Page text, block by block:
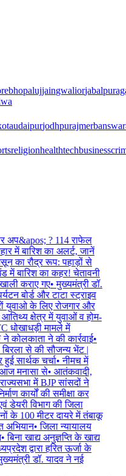
bhopalujjaingwaliorjabalpur
udaipurjodhpurajmer
religionhealthtechbusiness
अप&apos; ? 114 राफेल
में बारिश का अलर्ट, जानें
का रौद्र रूप: पहाड़ों से
में बारिश का कहर! चेतावनी
कराए गए• मुख्यमंत्री डॉ.
बोर्ड और टाटा स्ट्राइव
युवाओ के लिए रोजगार और
क्षेत्र में युवाओं व होम-
धोखाधड़ी मामले में
कोलकाता ने की कार्रवाई•
से की सौजन्य भेंट |
सार्थक चर्चा• नीमच में
आज मनासा से• आतंकवादी,
में BJP सांसदों ने
कार्यों की समीक्षा कर
डेयरी विभाग की जिला
के 100 मीटर दायरे में तंबाकू
अभियान• जिला न्यायालय
• बिना खाद्य अनुज्ञप्ति के खाद्य
द्वारा हरित ऊर्जा के
डॉ. यादव ने नई